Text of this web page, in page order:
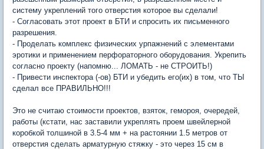
систему укреплений того отверстия которое вы сделали!
- Согласовать этот проект в БТИ и спросить их письменного
разрешения.
- Проделать комплекс физических урпажнений с элементами
эротики и применением перфораторного оборудования. Укрепить
согласно проекту (напомню... ЛОМАТЬ - не СТРОИТЬ!)
- Привести инспектора (-ов) БТИ и убедить его(их) в том, что ТЫ
сделал все ПРАВИЛЬНО!!!
Это не считаю стоимости проектов, взяток, гемороя, очередей,
работы (кстати, нас заставили укреплять проем швейлерной
коробкой толшиной в 3.5-4 мм + на растоянии 1.5 метров от
отверстия сделать арматурную стяжку - это через 15 см в